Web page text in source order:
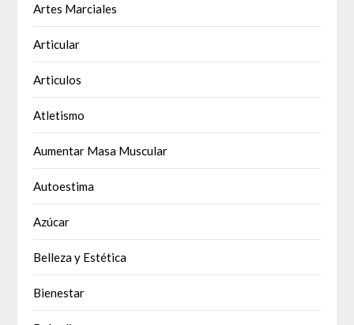
Artes Marciales
Articular
Articulos
Atletismo
Aumentar Masa Muscular
Autoestima
Azúcar
Belleza y Estética
Bienestar